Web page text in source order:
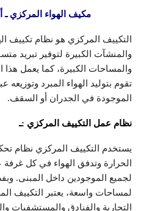
مكيف الهواء المركزي ـ
التكييف المركزي هو نظام تكييف
والمنشآت الكبيرة لتوفير تبريد
والمساحات الكبيرة، كما يعمل
تقوم بتوليد الهواء المبرد وتوزيعه
الموجودة في الجدران أو السقف.
نظام عمل التكييف المركزي :ـ
يستخدم التكييف المركزي نظام
الحرارة وتدفق الهواء في كل
لجميع الموجودين داخل المبنى.
لمساحات واسعة، يعتبر التكييف
التجارية والفنادق والمستشفيات